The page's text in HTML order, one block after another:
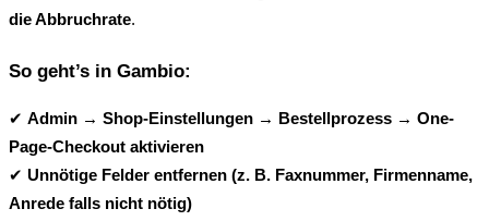
die Abbruchrate.
So geht’s in Gambio:
✔ Admin → Shop-Einstellungen → Bestellprozess → One-
Page-Checkout aktivieren
✔ Unnötige Felder entfernen (z. B. Faxnummer, Firmenname,
Anrede falls nicht nötig)